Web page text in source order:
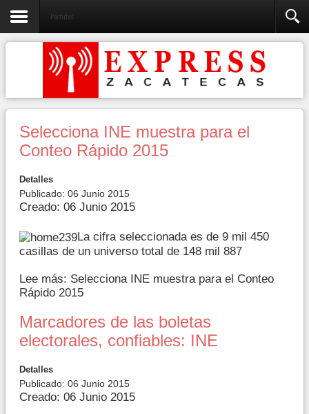
Partidos
Selecciona INE muestra para el
Conteo Rápido 2015
Detalles
Publicado: 06 Junio 2015
Creado: 06 Junio 2015
La cifra seleccionada es de 9 mil 450
casillas de un universo total de 148 mil 887
Lee más: Selecciona INE muestra para el Conteo
Rápido 2015
Marcadores de las boletas
electorales, confiables: INE
Detalles
Publicado: 06 Junio 2015
Creado: 06 Junio 2015